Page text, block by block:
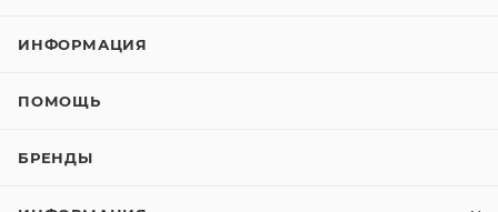
ИНФОРМАЦИЯ
ПОМОЩЬ
БРЕНДЫ